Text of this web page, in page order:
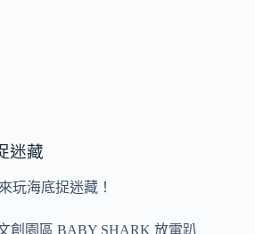
迷藏
玩海底捉迷藏！